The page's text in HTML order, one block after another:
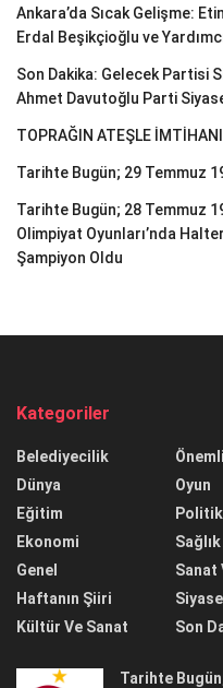
Ankara’da Sıcak Gelişme:
Erdal Beşikçioğlu ve
Son Dakika: Gelecek Partisi
Ahmet Davutoğlu Parti
TOPRAĞIN ATEŞLE İMTİHANI
Tarihte Bugün; 29 Temmuz
Tarihte Bugün; 28 Temmuz
Olimpiyat Oyunları’nda
Şampiyon Oldu
Kategoriler
Belediyecilik
Dünya
Eğitim
Ekonomi
Genel
Haftanın Şiiri
Kültür Ve Sanat
Oyun
Sağlık
Sanat
Son
Tarihte